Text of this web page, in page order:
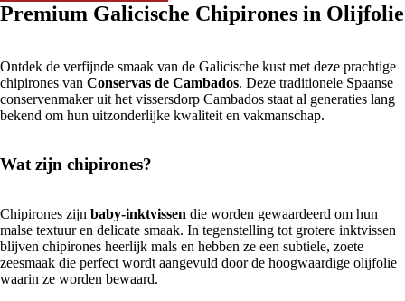
Premium Galicische Chipirones in Olijfolie
Ontdek de verfijnde smaak van de Galicische kust met deze prachtige
chipirones van Conservas de Cambados. Deze traditionele Spaanse
conservenmaker uit het vissersdorp Cambados staat al generaties lang
bekend om hun uitzonderlijke kwaliteit en vakmanschap.
Wat zijn chipirones?
Chipirones zijn baby-inktvissen die worden gewaardeerd om hun
malse textuur en delicate smaak. In tegenstelling tot grotere inktvissen
blijven chipirones heerlijk mals en hebben ze een subtiele, zoete
zeesmaak die perfect wordt aangevuld door de hoogwaardige olijfolie
waarin ze worden bewaard.